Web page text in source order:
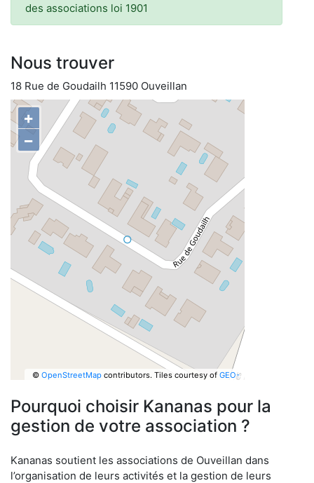
des associations loi 1901
Nous trouver
18 Rue de Goudailh 11590 Ouveillan
+
−
© OpenStreetMapcontributors. Tiles courtesy of GEO-
Pourquoi choisir Kananas pour la
gestion de votre association ?
Kananas soutient les associations de Ouveillan dans
l’organisation de leurs activités et la gestion de leurs